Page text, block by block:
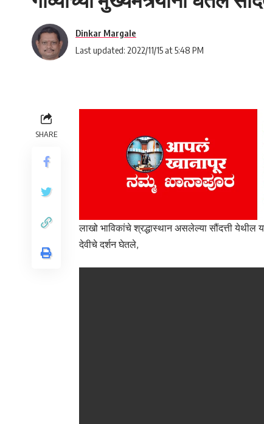
Last updated: 2022/11/15 at 5:48 PM
Dinkar Margale
SHARE
लाखो भाविकांचे श्रद्धास्थान असलेल्या सौंदत्ती येथील
देवीचे दर्शन घेतले,